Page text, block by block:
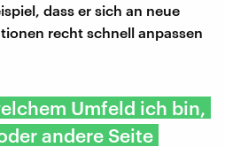
dass er sich an neue
recht schnell anpassen
Umfeld ich bin,
andere Seite